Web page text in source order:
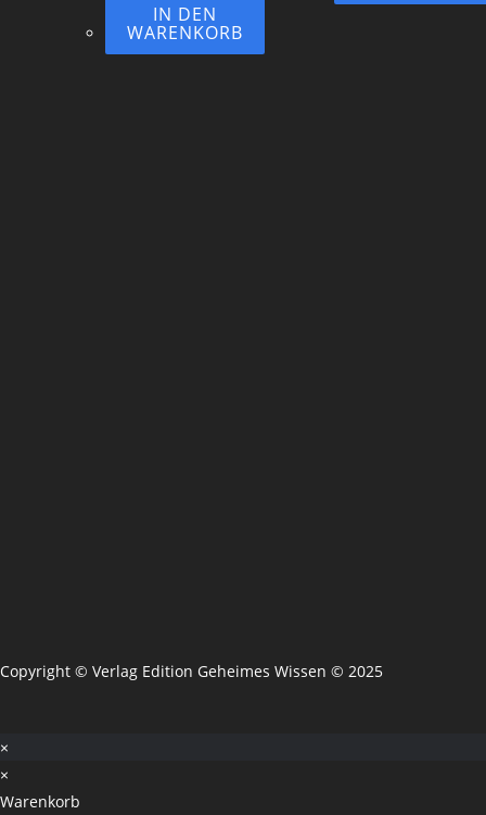
IN DEN
WARENKORB
Copyright © Verlag Edition Geheimes Wissen © 2025
×
×
Warenkorb